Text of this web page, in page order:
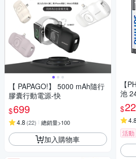
【 PAPAGO!】 5000 mAh隨行
膠囊行動電源-快
$699
4.8 (22) 總銷量>100
加入購物車
【
池
$
4.8
活動